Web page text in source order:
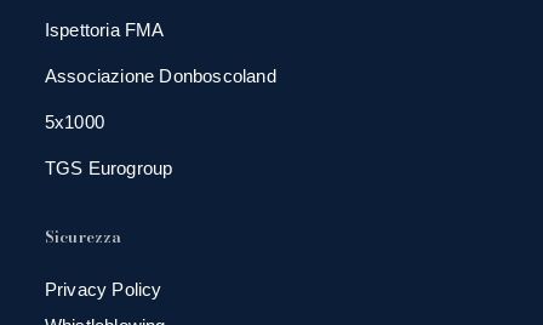
Ispettoria FMA
Associazione Donboscoland
5x1000
TGS Eurogroup
Sicurezza
Privacy Policy